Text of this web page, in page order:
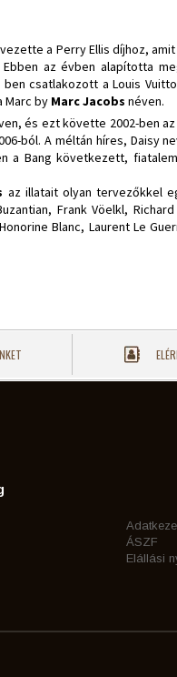
a Perry Ellis díjhoz,
az évben alapította
csatlakozott a Louis
Marc by Marc Jacobs néven.
és ezt követte 2002-ben
ból. A méltán híres, Daisy
a Bang következett,
az illatait olyan tervezőkkel
Frank Vöelkl, Richard
Blanc, Laurent Le
ÁSZF
Elállási